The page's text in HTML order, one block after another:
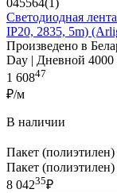
Светодиодная
IP20, 2835, 5m)
Произведено в
Day | Дневной 4000
1 60847
₽/м
В наличии
Пакет
Пакет
8 04235₽